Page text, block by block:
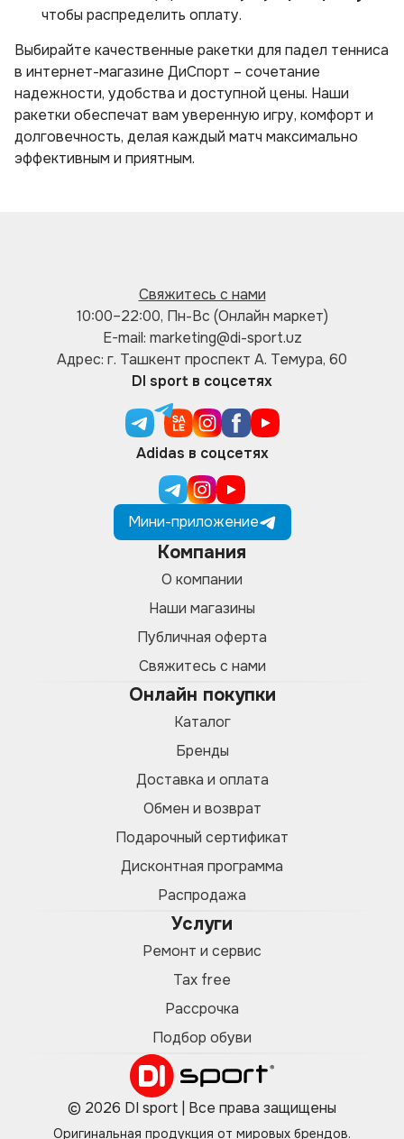
чтобы распределить оплату.
Выбирайте качественные ракетки для падел тенниса
в интернет-магазине ДиСпорт – сочетание
надежности, удобства и доступной цены. Наши
ракетки обеспечат вам уверенную игру, комфорт и
долговечность, делая каждый матч максимально
эффективным и приятным.
Свяжитесь с нами
10:00–22:00, Пн-Вс (Онлайн маркет)
E-mail: marketing@di-sport.uz
Адрес: г. Ташкент проспект А. Темура, 60
DI sport в соцсетях
Adidas в соцсетях
Мини-приложение
Компания
О компании
Наши магазины
Публичная оферта
Свяжитесь с нами
Онлайн покупки
Каталог
Бренды
Доставка и оплата
Обмен и возврат
Подарочный сертификат
Дисконтная программа
Распродажа
Услуги
Ремонт и сервис
Tax free
Рассрочка
Подбор обуви
© 2026 DI sport | Все права защищены
Оригинальная продукция от мировых брендов.